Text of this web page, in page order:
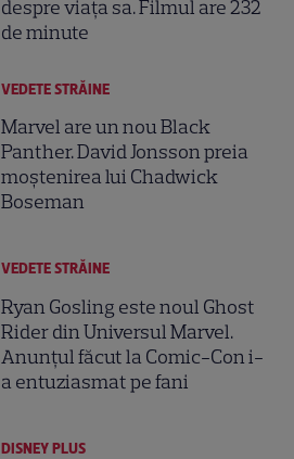
despre viața sa. Filmul are 232
de minute
VEDETE STRĂINE
Marvel are un nou Black
Panther. David Jonsson preia
moștenirea lui Chadwick
Boseman
VEDETE STRĂINE
Ryan Gosling este noul Ghost
Rider din Universul Marvel.
Anunțul făcut la Comic-Con i-
a entuziasmat pe fani
DISNEY PLUS